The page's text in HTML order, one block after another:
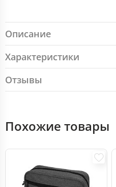
Описание
Характеристики
Отзывы
Похожие товары